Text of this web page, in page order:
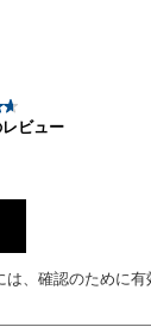
ビュー
は、確認のために